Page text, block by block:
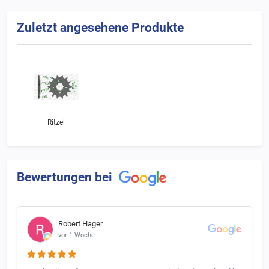
Zuletzt angesehene Produkte
Ritzel
Bewertungen bei
Robert Hager
vor 1 Woche